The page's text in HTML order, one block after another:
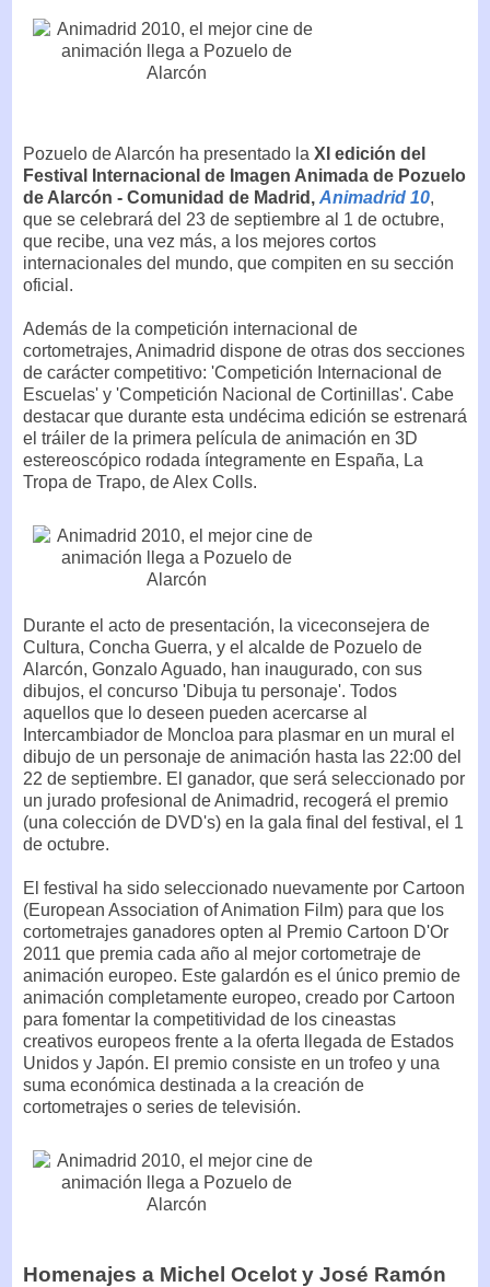
Pozuelo de Alarcón ha presentado la XI edición del
Festival Internacional de Imagen Animada de Pozuelo
de Alarcón - Comunidad de Madrid, Animadrid 10,
que se celebrará del 23 de septiembre al 1 de octubre,
que recibe, una vez más, a los mejores cortos
internacionales del mundo, que compiten en su sección
oficial.
Además de la competición internacional de
cortometrajes, Animadrid dispone de otras dos secciones
de carácter competitivo: 'Competición Internacional de
Escuelas' y 'Competición Nacional de Cortinillas'. Cabe
destacar que durante esta undécima edición se estrenará
el tráiler de la primera película de animación en 3D
estereoscópico rodada íntegramente en España, La
Tropa de Trapo, de Alex Colls.
Durante el acto de presentación, la viceconsejera de
Cultura, Concha Guerra, y el alcalde de Pozuelo de
Alarcón, Gonzalo Aguado, han inaugurado, con sus
dibujos, el concurso 'Dibuja tu personaje'. Todos
aquellos que lo deseen pueden acercarse al
Intercambiador de Moncloa para plasmar en un mural el
dibujo de un personaje de animación hasta las 22:00 del
22 de septiembre. El ganador, que será seleccionado por
un jurado profesional de Animadrid, recogerá el premio
(una colección de DVD's) en la gala final del festival, el 1
de octubre.
El festival ha sido seleccionado nuevamente por Cartoon
(European Association of Animation Film) para que los
cortometrajes ganadores opten al Premio Cartoon D'Or
2011 que premia cada año al mejor cortometraje de
animación europeo. Este galardón es el único premio de
animación completamente europeo, creado por Cartoon
para fomentar la competitividad de los cineastas
creativos europeos frente a la oferta llegada de Estados
Unidos y Japón. El premio consiste en un trofeo y una
suma económica destinada a la creación de
cortometrajes o series de televisión.
Homenajes a Michel Ocelot y José Ramón